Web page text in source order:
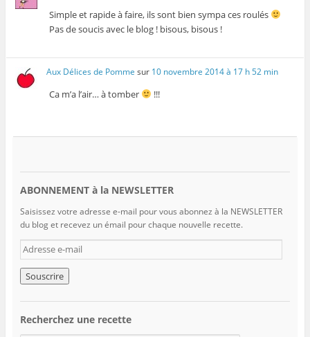
Simple et rapide à faire, ils sont bien sympa ces roulés
Pas de soucis avec le blog ! bisous, bisous !
Aux Délices de Pomme sur 10 novembre 2014 à 17 h 52 min
Ca m’a l’air… à tomber !!!
ABONNEMENT à la NEWSLETTER
Saisissez votre adresse e-mail pour vous abonnez à la NEWSLETTER
du blog et recevez un émail pour chaque nouvelle recette.
A
d
r
e
s
e
Recherchez une recette